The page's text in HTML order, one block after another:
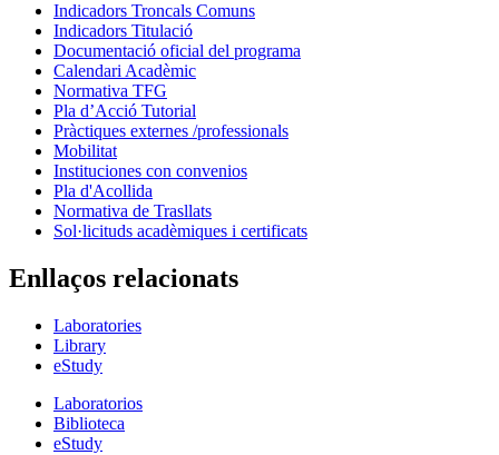
Indicadors Troncals Comuns
Indicadors Titulació
Documentació oficial del programa
Calendari Acadèmic
Normativa TFG
Pla d’Acció Tutorial
Pràctiques externes /professionals
Mobilitat
Instituciones con convenios
Pla d'Acollida
Normativa de Trasllats
Sol·licituds acadèmiques i certificats
Enllaços relacionats
Laboratories
Library
eStudy
Laboratorios
Biblioteca
eStudy